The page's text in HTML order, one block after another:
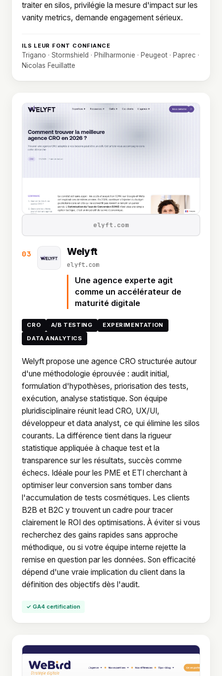
traiter en silos, privilégie la mesure d'impact sur les
vanity metrics, demande engagement sérieux.
ILS LEUR FONT CONFIANCE
Trigano · Stormshield · Philharmonie · Peugeot · Paprec ·
Nicolas Feuillatte
03 Welyft
elyft.com
Une agence experte agit
comme un accélérateur de
maturité digitale
CRO A/B TESTING
EXPERIMENTATION
DATA ANALYTICS
Welyft propose une agence CRO structurée autour
d'une méthodologie éprouvée : audit initial,
formulation d'hypothèses, priorisation des tests,
exécution, analyse statistique. Son équipe
pluridisciplinaire réunit lead CRO, UX/UI,
développeur et data analyst, ce qui élimine les silos
courants. La différence tient dans la rigueur
statistique appliquée à chaque test et la
transparence sur les résultats, succès comme
échecs. Idéale pour les PME et ETI cherchant à
optimiser leur conversion sans tomber dans
l'accumulation de tests cosmétiques. Les clients
B2B et B2C y trouvent un cadre pour tracer
clairement le ROI des optimisations. À éviter si vous
recherchez des gains rapides sans approche
méthodique, ou si votre équipe interne rejette la
remise en question par les données. Son efficacité
dépend d'une vraie implication du client dans la
définition des objectifs dès l'audit.
✓ GA4 certification
elyft.com